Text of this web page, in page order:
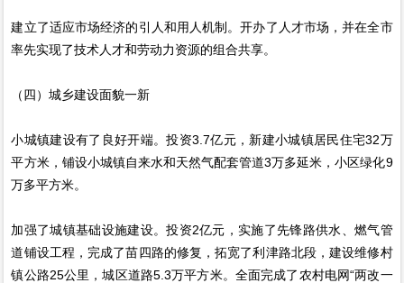
建立了适应市场经济的引人和用人机制。开办了人才市场，并在全市
率先实现了技术人才和劳动力资源的组合共享。
（四）城乡建设面貌一新
小城镇建设有了良好开端。投资3.7亿元，新建小城镇居民住宅32万
平方米，铺设小城镇自来水和天然气配套管道3万多延米，小区绿化9
万多平方米。
加强了城镇基础设施建设。投资2亿元，实施了先锋路供水、燃气管
道铺设工程，完成了苗四路的修复，拓宽了利津路北段，建设维修村
镇公路25公里，城区道路5.3万平方米。全面完成了农村电网“两改一